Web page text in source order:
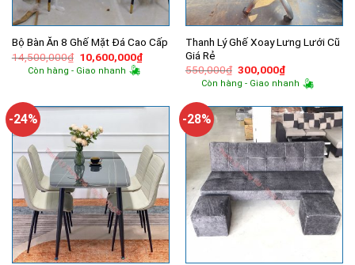
Bộ Bàn Ăn 8 Ghế Mặt Đá Cao Cấp
14,500,000₫ Giá
gốc
là:
10,600,000₫Giá
hiện
Còn hàng - Giao nhanh
Thanh Lý Ghế Xoay Lưng Lưới Cũ
Giá Rẻ
550,000₫ Giá
gốc
là:
300,000₫Giá
hiện
tại
300,000₫.
Còn hàng - Giao nhanh
-24% -28%